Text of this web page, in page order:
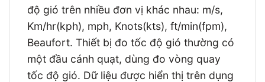
độ gió trên nhiều đơn vị khác nhau: m/s,
Km/hr(kph), mph, Knots(kts), ft/min(fpm),
Beaufort. Thiết bị đo tốc độ gió thường có
một đầu cánh quạt, dùng đo vòng quay
tốc độ gió. Dữ liệu được hiển thị trên dụng